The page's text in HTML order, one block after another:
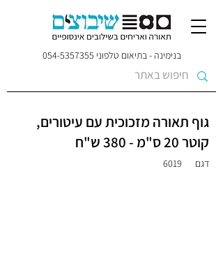
בנימינה - בתיאום טלפוני 054-5357355
גוף תאורה מזכוכית עם עיטורים,
קוטר 20 ס"מ - 380 ש"ח
דגם 6019